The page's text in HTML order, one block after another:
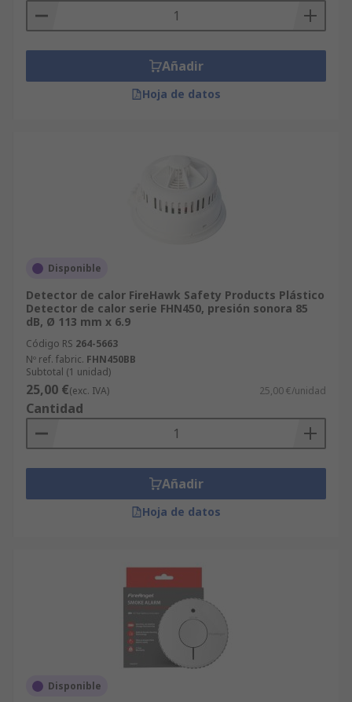
Añadir
Hoja de datos
Disponible
Detector de calor FireHawk Safety Products Plástico
Detector de calor serie FHN450, presión sonora 85
dB, Ø 113 mm x 6.9
Código RS 264-5663
Nº ref. fabric. FHN450BB
Subtotal (1 unidad)
25,00 €(exc. IVA) 25,00 €/unidad
Cantidad
Añadir
Hoja de datos
Disponible